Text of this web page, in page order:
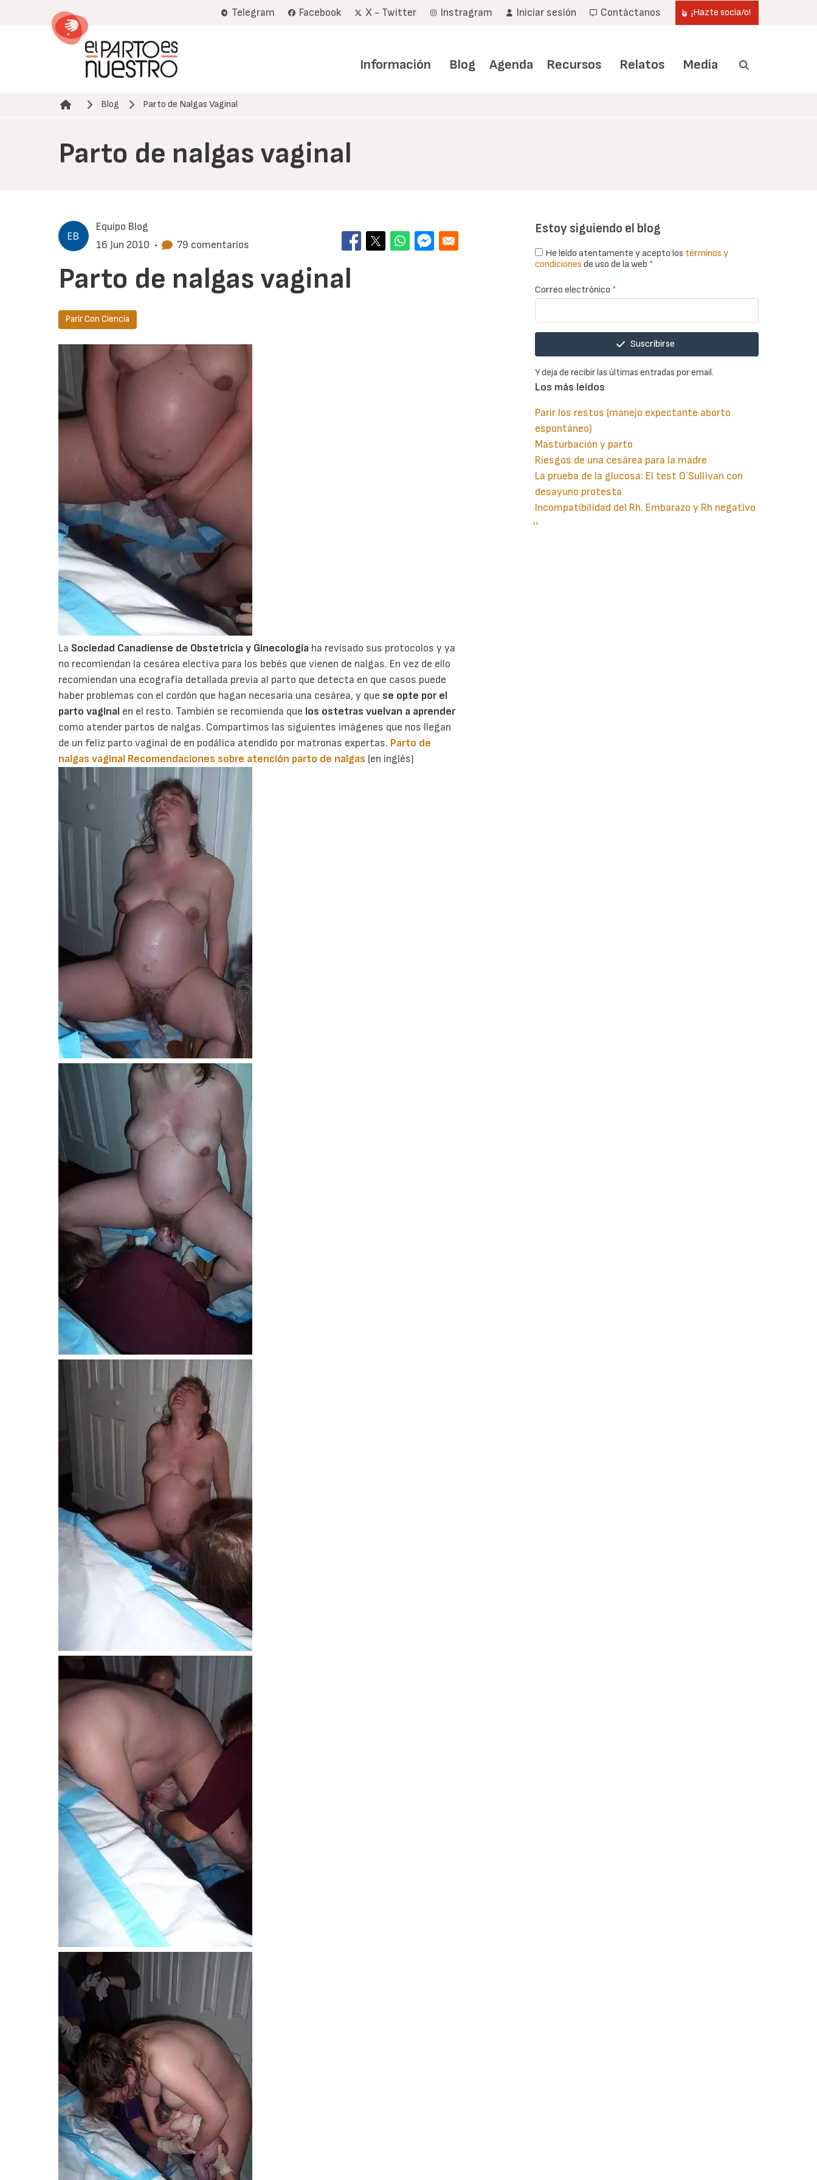
Telegram Facebook X - Twitter Instragram Iniciar sesión Contáctanos ¡Hazte socia/o!
Información Blog Agenda Recursos Relatos Media
Ruta de navegación
Blog Parto de Nalgas Vaginal
Parto de nalgas vaginal
Equipo Blog
16 Jun 2010 • 79 comentarios
Parto de nalgas vaginal
Parir Con Ciencia
La Sociedad Canadiense de Obstetricia y Ginecología ha revisado sus protocolos y ya
no recomiendan la cesárea electiva para los bebés que vienen de nalgas. En vez de ello
recomiendan una ecografía detallada previa al parto que detecta en que casos puede
haber problemas con el cordón que hagan necesaria una cesárea, y que se opte por el
parto vaginal en el resto. También se recomienda que los ostetras vuelvan a aprender
como atender partos de nalgas. Compartimos las siguientes imágenes que nos llegan
de un feliz parto vaginal de en podálica atendido por matronas expertas. Parto de
nalgas vaginal Recomendaciones sobre atención parto de nalgas (en inglés)
Estoy siguiendo el blog
He leído atentamente y acepto los términos y
condiciones de uso de la web *
Correo electrónico *
Suscribirse
Y deja de recibir las últimas entradas por email.
Los más leidos
Parir los restos (manejo expectante aborto
espontáneo)
Masturbación y parto
Riesgos de una cesárea para la madre
La prueba de la glucosa: El test O´Sullivan con
desayuno protesta
Incompatibilidad del Rh. Embarazo y Rh negativo
Paginación
Siguiente
››